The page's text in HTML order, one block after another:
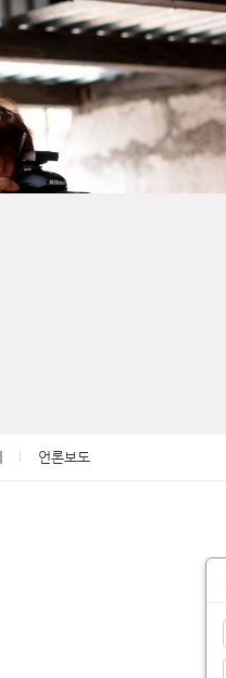
언론보도